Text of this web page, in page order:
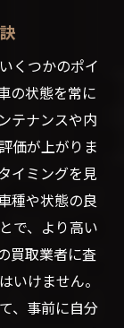
くつかのポイ
の状態を常に
テナンスや内
価が上がりま
イミングを見
種や状態の良
で、より高い
買取業者に査
いけません。
、事前に自分